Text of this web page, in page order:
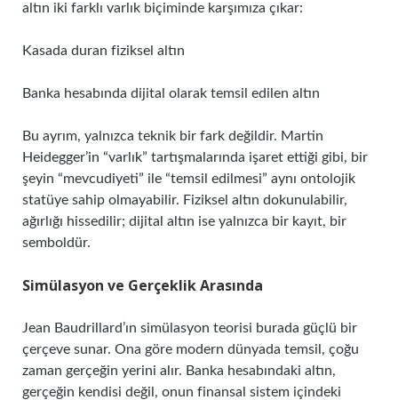
altın iki farklı varlık biçiminde karşımıza çıkar:
Kasada duran fiziksel altın
Banka hesabında dijital olarak temsil edilen altın
Bu ayrım, yalnızca teknik bir fark değildir. Martin
Heidegger’in “varlık” tartışmalarında işaret ettiği gibi, bir
şeyin “mevcudiyeti” ile “temsil edilmesi” aynı ontolojik
statüye sahip olmayabilir. Fiziksel altın dokunulabilir,
ağırlığı hissedilir; dijital altın ise yalnızca bir kayıt, bir
semboldür.
Simülasyon ve Gerçeklik Arasında
Jean Baudrillard’ın simülasyon teorisi burada güçlü bir
çerçeve sunar. Ona göre modern dünyada temsil, çoğu
zaman gerçeğin yerini alır. Banka hesabındaki altın,
gerçeğin kendisi değil, onun finansal sistem içindeki